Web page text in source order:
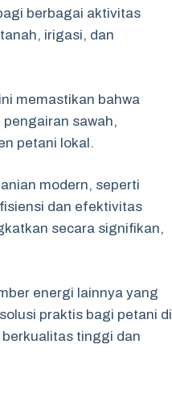
berbagai aktivitas
irigasi, dan
memastikan bahwa
sawah,
petani lokal.
modern, seperti
dan efektivitas
secara signifikan,
energi lainnya yang
praktis bagi petani di
tinggi dan